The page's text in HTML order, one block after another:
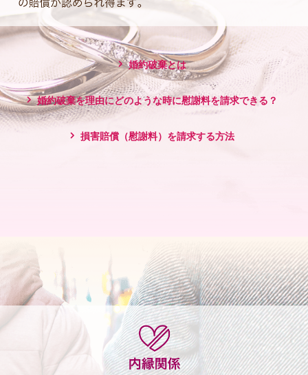
婚約破棄とは
婚約破棄を理由にどのような時に慰謝料を請求できる？
損害賠償（慰謝料）を請求する方法